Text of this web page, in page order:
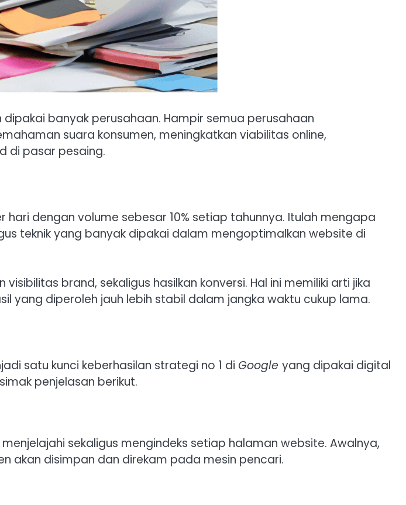
banyak perusahaan. Hampir semua perusahaan
suara konsumen, meningkatkan viabilitas online,
di pasar pesaing.
dengan volume sebesar 10% setiap tahunnya. Itulah mengapa
teknik yang banyak dipakai dalam mengoptimalkan website di
visibilitas brand, sekaligus hasilkan konversi. Hal ini memiliki arti jika
yang diperoleh jauh lebih stabil dalam jangka waktu cukup lama.
satu kunci keberhasilan strategi no 1 di Google yang dipakai digital
penjelasan berikut.
sekaligus mengindeks setiap halaman website. Awalnya,
akan disimpan dan direkam pada mesin pencari.